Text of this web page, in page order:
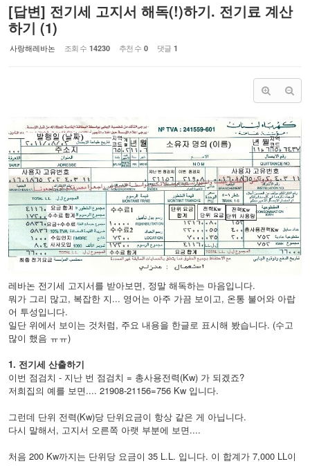
[답변] 전기세 고지서 해독(!)하기. 전기료 계산
하기 (1)
사랑해레바논 조회 수 14230 추천 수 0 댓글 1
레바논 전기세 고지서를 받아보면, 정말 해독하는 마음입니다.
뭐가 그리 많고, 복잡한 지... 영어는 아주 가끔 보이고, 온통 불어와 아랍
어 투성입니다.
일단 위에서 보이는 것처럼, 주요 내용을 한글로 표시해 봤습니다. (수고
많이 했음 ㅠㅠ)
1. 전기세 산출하기
이번 점검치 - 지난 번 점검치 = 총사용전력(Kw) 가 되겠죠?
저희집의 예를 보면.... 21908-21156=756 Kw 입니다.
그런데 단위 전력(Kw)당 단위요금이 항상 같은 게 아닙니다.
다시 말해서, 고지서 오른쪽 아랫 부분에 보면....
처음 200 Kw까지는 단위당 요금이 35 L.L. 입니다. 이 합계가 7,000 LL이
- 이야기마당
갤러리